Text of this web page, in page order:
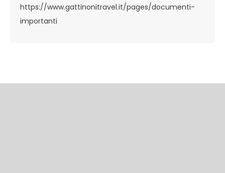
https://www.gattinonitravel.it/pages/documenti-
importanti